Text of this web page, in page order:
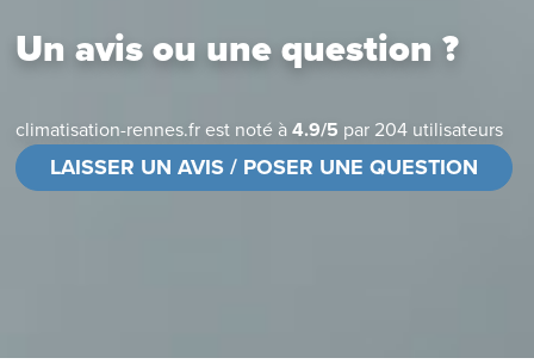
Un avis ou une question ?
climatisation-rennes.fr est noté à4.9/5 par 204 utilisateurs
LAISSER UN AVIS / POSER UNE QUESTION